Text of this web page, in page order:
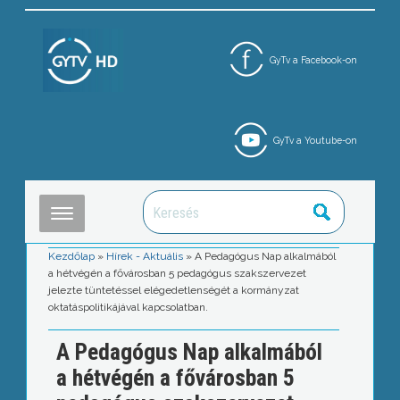
GyTv a Facebook-on
GyTv a Youtube-on
Kezdőlap » Hírek - Aktuális »A Pedagógus Nap alkalmából
a hétvégén a fővárosban 5 pedagógus szakszervezet
jelezte tüntetéssel elégedetlenségét a kormányzat
oktatáspolitikájával kapcsolatban.
A Pedagógus Nap alkalmából
a hétvégén a fővárosban 5